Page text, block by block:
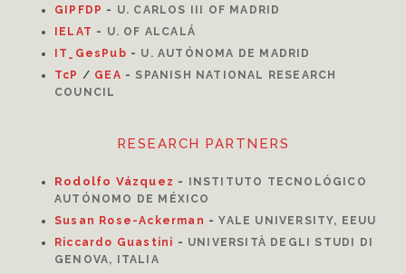
GIPFDP - U. CARLOS III OF MADRID
ELAT - U. OF ALCALÁ
IT_GesPub - U. AUTÓNOMA DE MADRID
TcP / GEA - SPANISH NATIONAL RESEARCH
COUNCIL
RESEARCH PARTNERS
Rodolfo Vázquez -
INSTITUTO TECNOLÓGICO
AUTÓNOMO DE MÉXICO
Susan Rose-Ackerman -YALE UNIVERSITY, EEUU
Riccardo Guastini - UNIVERSITÀ DEGLI STUDI DI
GENOVA, ITALIA